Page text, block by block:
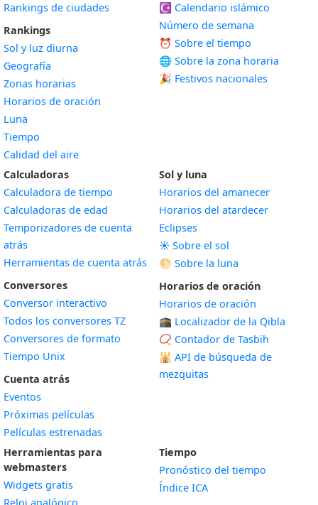
Rankings de ciudades
Rankings
Sol y luz diurna
Geografía
Zonas horarias
Horarios de oración
Luna
Tiempo
Calidad del aire
☪️ Calendario islámico
Número de semana
⏰ Sobre el tiempo
🌐 Sobre la zona horaria
🎉 Festivos nacionales
Calculadoras
Calculadora de tiempo
Calculadoras de edad
Temporizadores de cuenta
atrás
Herramientas de cuenta atrás
Conversores
Conversor interactivo
Todos los conversores TZ
Conversores de formato
Tiempo Unix
Cuenta atrás
Eventos
Próximas películas
Películas estrenadas
Sol y luna
Horarios del amanecer
Horarios del atardecer
Eclipses
☀️ Sobre el sol
🌕 Sobre la luna
Horarios de oración
Horarios de oración
🕋 Localizador de la Qibla
📿 Contador de Tasbih
🕌 API de búsqueda de
mezquitas
Herramientas para
webmasters
Widgets gratis
Tiempo
Pronóstico del tiempo
Índice ICA